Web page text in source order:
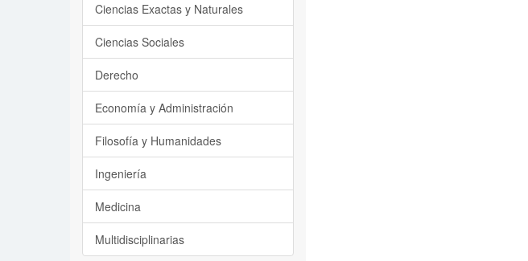
Ciencias Exactas y Naturales
Ciencias Sociales
Derecho
Economía y Administración
Filosofía y Humanidades
Ingeniería
Medicina
Multidisciplinarias